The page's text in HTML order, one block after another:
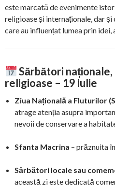
este marcată de evenimente
religioase și internaționale, dar
care au influențat lumea prin idei,
Sărbători
religioase – 19 iulie
Ziua Națională a Fluturilor
atrage atenția asupra
nevoii de conservare a
Sfanta Macrina – prăznuita
Sărbători locale sau
această zi este dedicată